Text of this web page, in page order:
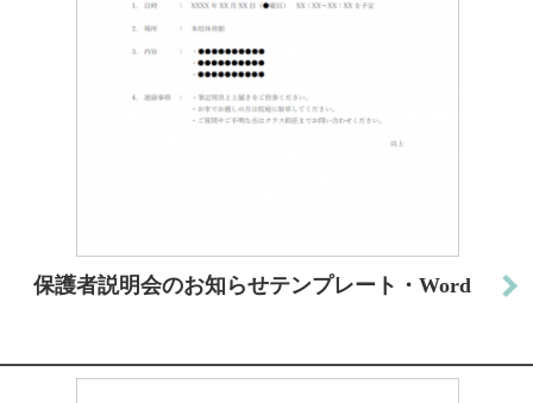
保護者説明会のお知らせテンプレート・Word